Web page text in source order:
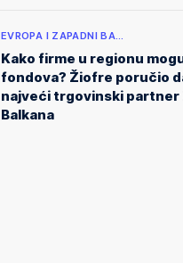
EVROPA I ZAPADNI BA…
Kako firme u regionu
fondova? Žiofre poručio
najveći trgovinski partner
Balkana